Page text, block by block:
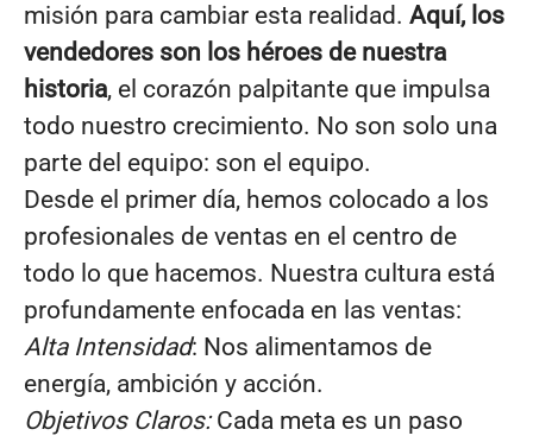
misión para cambiar esta realidad. Aquí, los
vendedores son los héroes de nuestra
historia, el corazón palpitante que impulsa
todo nuestro crecimiento. No son solo una
parte del equipo: son el equipo.
Desde el primer día, hemos colocado a los
profesionales de ventas en el centro de
todo lo que hacemos. Nuestra cultura está
profundamente enfocada en las ventas:
Alta Intensidad: Nos alimentamos de
energía, ambición y acción.
Objetivos Claros:Cada meta es un paso